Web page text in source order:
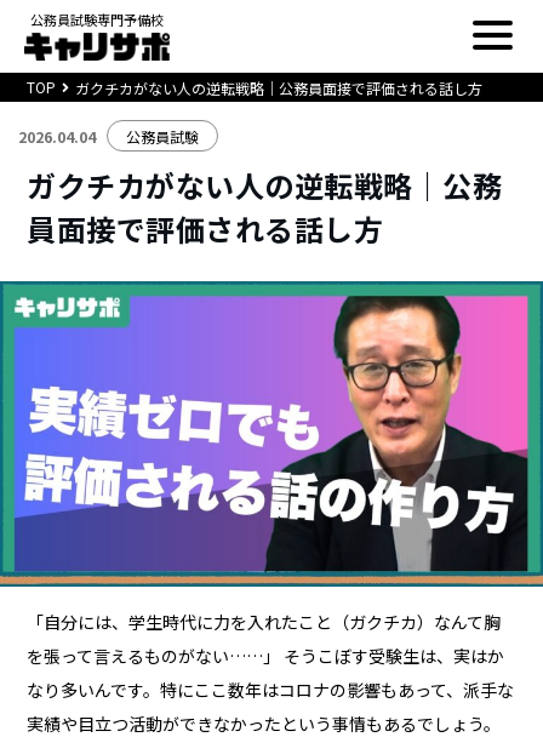
公務員試験専門予備校
TOP ガクチカがない人の逆転戦略｜公務員面接で評価される話し方
2026.04.04 公務員試験
ガクチカがない人の逆転戦略｜公務
員面接で評価される話し方
「自分には、学生時代に力を入れたこと（ガクチカ）なんて胸
を張って言えるものがない……」 そうこぼす受験生は、実はか
なり多いんです。特にここ数年はコロナの影響もあって、派手な
実績や目立つ活動ができなかったという事情もあるでしょう。